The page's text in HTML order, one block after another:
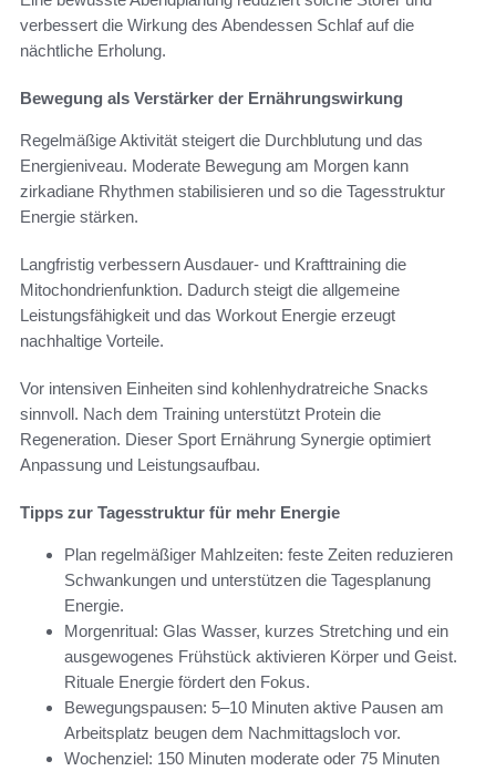
verbessert die Wirkung des Abendessen Schlaf auf die
nächtliche Erholung.
Bewegung als Verstärker der Ernährungswirkung
Regelmäßige Aktivität steigert die Durchblutung und das
Energieniveau. Moderate Bewegung am Morgen kann
zirkadiane Rhythmen stabilisieren und so die Tagesstruktur
Energie stärken.
Langfristig verbessern Ausdauer- und Krafttraining die
Mitochondrienfunktion. Dadurch steigt die allgemeine
Leistungsfähigkeit und das Workout Energie erzeugt
nachhaltige Vorteile.
Vor intensiven Einheiten sind kohlenhydratreiche Snacks
sinnvoll. Nach dem Training unterstützt Protein die
Regeneration. Dieser Sport Ernährung Synergie optimiert
Anpassung und Leistungsaufbau.
Tipps zur Tagesstruktur für mehr Energie
Plan regelmäßiger Mahlzeiten: feste Zeiten reduzieren
Schwankungen und unterstützen die Tagesplanung
Energie.
Morgenritual: Glas Wasser, kurzes Stretching und ein
ausgewogenes Frühstück aktivieren Körper und Geist.
Rituale Energie fördert den Fokus.
Bewegungspausen: 5–10 Minuten aktive Pausen am
Arbeitsplatz beugen dem Nachmittagsloch vor.
Wochenziel: 150 Minuten moderate oder 75 Minuten